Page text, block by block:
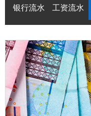
银行流水 工资流水